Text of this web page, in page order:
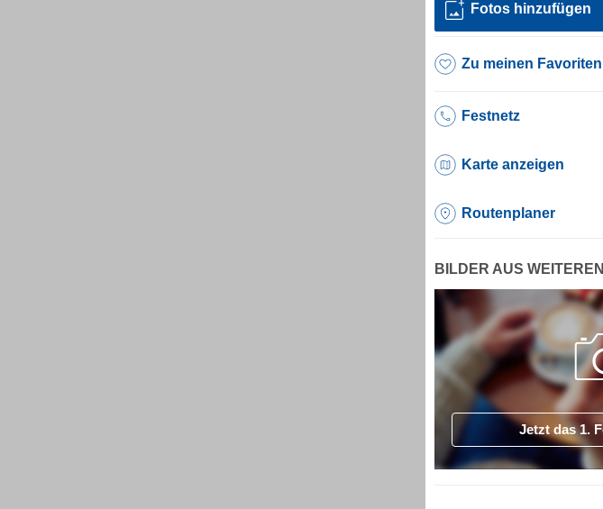
Fotos hinzufügen
Zu meinen
Festnetz
Karte anzeigen
Routenplaner
BILDER AUS
Jetzt das 1.